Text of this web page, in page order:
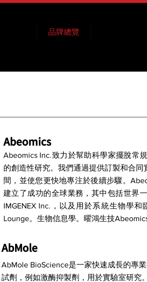
品牌總覽
Abeomics
Abeomics Inc.致力於幫助科學家擺脫常
的創造性研究。我們通過提供訂製和合
間，並使您更快地專注於後續步驟。
建立了成功的全球業務，其中包括世界
IMGENEX Inc.，以及用於系統生物學
Lounge。生物信息學。曜鴻生技
AbMole
AbMole BioScience是一家快速成長的專
試劑，例如激酶抑製劑，用於實驗室研究